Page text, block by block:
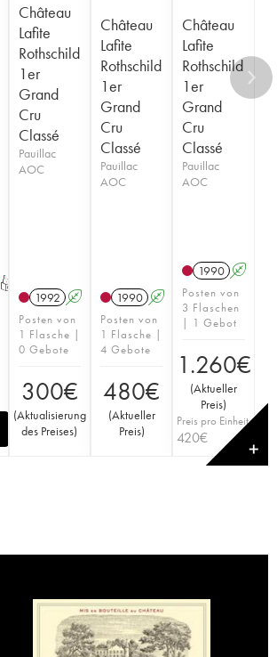
T
Château
Lafite
Rothschild
1er
Grand
Cru
Classé
Pauillac
AOC
1992 A
Posten von
1 Flasche |
0 Gebote
300€
(Aktualisierung
des Preises)
Château
Lafite
Rothschild
1er
Grand
Cru
Classé
Pauillac
AOC
1990 A
Posten von
1 Flasche |
4 Gebote
480€
(Aktueller
Preis)
Château
Lafite
Rothschild
1er
Grand
Cru
Classé
Pauillac
AOC
1990 A
Posten von
3 Flaschen
| 1 Gebot
1.260€
(Aktueller
Preis)
Preis pro Einheit
420€
✕